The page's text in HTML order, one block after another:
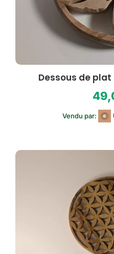
Dessous de
Vendu par: